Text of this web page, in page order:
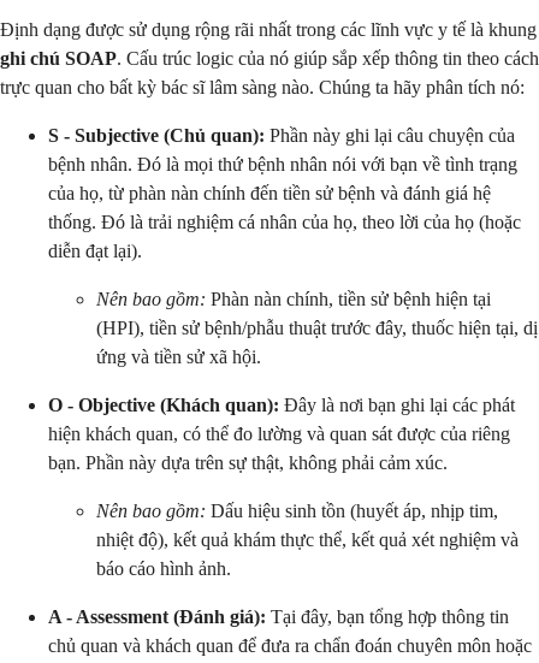
Định dạng được sử dụng rộng rãi nhất trong các lĩnh vực y tế là khung
ghi chú SOAP. Cấu trúc logic của nó giúp sắp xếp thông tin theo cách
trực quan cho bất kỳ bác sĩ lâm sàng nào. Chúng ta hãy phân tích nó:
S - Subjective (Chủ quan): Phần này ghi lại câu chuyện của
bệnh nhân. Đó là mọi thứ bệnh nhân nói với bạn về tình trạng
của họ, từ phàn nàn chính đến tiền sử bệnh và đánh giá hệ
thống. Đó là trải nghiệm cá nhân của họ, theo lời của họ (hoặc
diễn đạt lại).
Nên bao gồm: Phàn nàn chính, tiền sử bệnh hiện tại
(HPI), tiền sử bệnh/phẫu thuật trước đây, thuốc hiện tại, dị
ứng và tiền sử xã hội.
O - Objective (Khách quan): Đây là nơi bạn ghi lại các phát
hiện khách quan, có thể đo lường và quan sát được của riêng
bạn. Phần này dựa trên sự thật, không phải cảm xúc.
Nên bao gồm: Dấu hiệu sinh tồn (huyết áp, nhịp tim,
nhiệt độ), kết quả khám thực thể, kết quả xét nghiệm và
báo cáo hình ảnh.
A - Assessment (Đánh giá): Tại đây, bạn tổng hợp thông tin
chủ quan và khách quan để đưa ra chẩn đoán chuyên môn hoặc